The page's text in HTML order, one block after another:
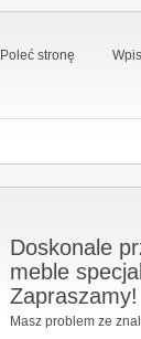
Poleć stronę
Doskonale
meble
Zapraszamy!
Masz problem ze